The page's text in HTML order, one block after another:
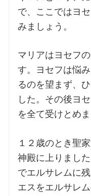
交通・アクセス
ご利用にあたって
交通・アクセス
で、ここではヨ
みましょう。
マリアはヨセフ
す。ヨセフは悩
るのを望まず、
した。その後ヨ
を全て受けとめま
１２歳のとき聖
神殿に上りまし
でエルサレムに
エスをエルサレ